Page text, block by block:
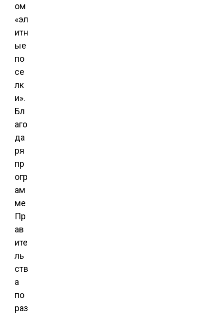
ом
«эл
итн
ые
по
се
лк
и».
Бл
аго
да
ря
пр
огр
ам
ме
Пр
ав
ите
ль
ств
а
по
раз